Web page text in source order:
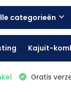
categorieën
Kajuit-
Gratis